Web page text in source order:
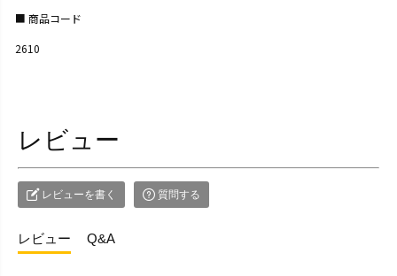
商品コード
2610
レビュー
レビューを書く 質問する
レビュー Q&A